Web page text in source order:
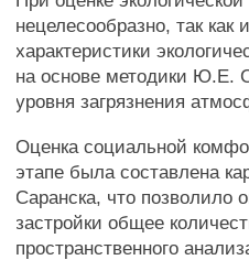
нецелесообразно, так
характеристики
на основе методики Ю.Е.
уровня загрязнения
Оценка социальной
этапе была составлена
Саранска, что позволило
застройки общее
пространственного